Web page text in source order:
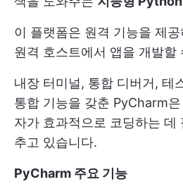
이 플랫폼은 원격 기능을 제
원격 호스트에서 앱을 개발할
내장 터미널, 통합 디버거, 테
통합 기능을 갖춘 PyCharm
자가 효과적으로 코딩하는 데
추고 있습니다.
PyCharm 주요 기능